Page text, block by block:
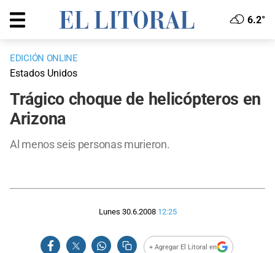
6.2°
EDICIÓN ONLINE
Estados Unidos
Trágico choque de helicópteros en
Arizona
Al menos seis personas murieron.
Lunes 30.6.2008 12:25
+ Agregar El Litoral en